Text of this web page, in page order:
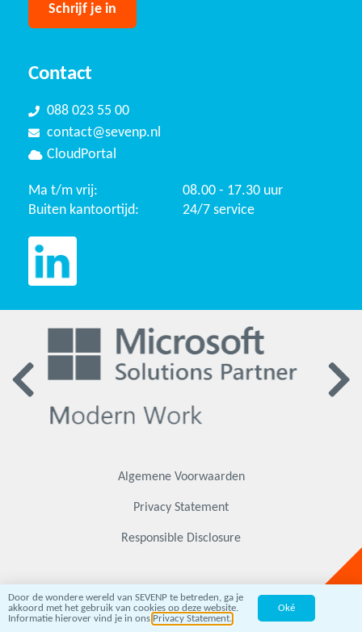
Contact
088 023 55 00
contact@sevenp.nl
CloudPortal
Ma t/m vrij:
08.00 - 17.30 uur
Buiten kantoortijd:
24/7 service
Algemene Voorwaarden
Privacy Statement
Door de wondere wereld van SEVENP te betreden, ga je
akkoord met het gebruik van cookies op deze website.
Informatie hierover vind je in ons Privacy Statement.
Oké